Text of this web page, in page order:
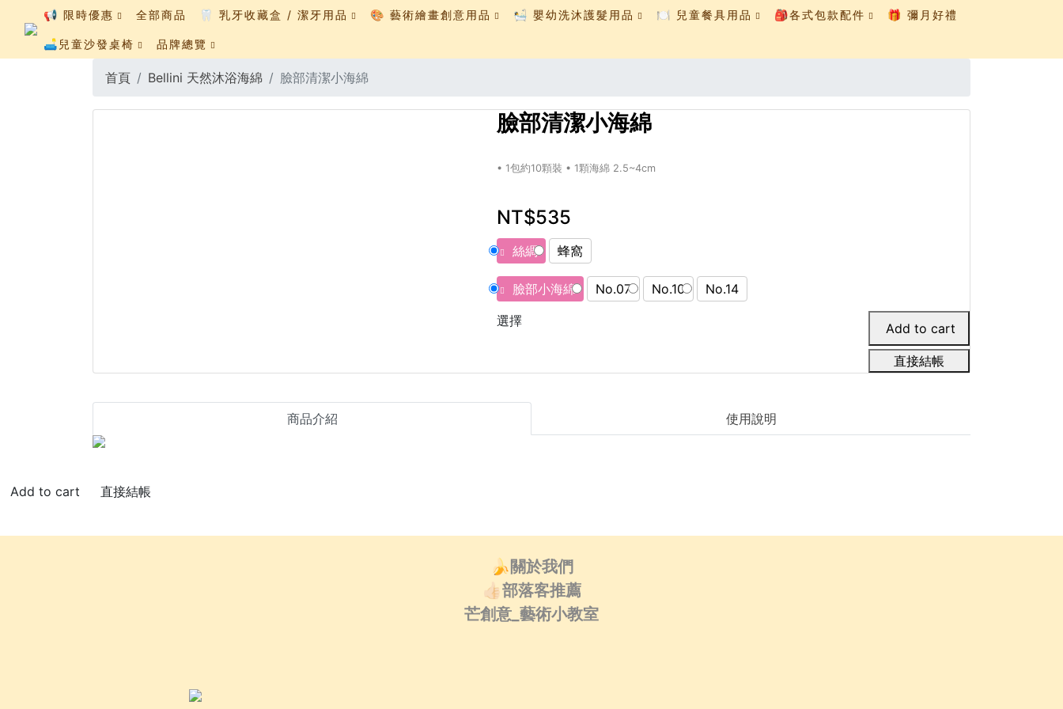
📢 限時優惠 全部商品 🦷 乳牙收藏盒 / 潔牙用品 🎨 藝術繪畫創意用品 🛀 嬰幼洗沐護髮用品 🍽️ 兒童餐具用品 🎒各式包款配件 🎁 彌月好禮
🛋️兒童沙發桌椅 品牌總覽
首頁 Bellini 天然沐浴海綿 臉部清潔小海綿
臉部清潔小海綿
• 1包約10顆裝 • 1顆海綿 2.5~4cm
NT$535
絲綢 蜂窩
臉部小海綿 No.07 No.10
No.14
選擇
直接結帳
商品介紹 使用說明
直接結帳
🍌關於我們
👍🏻部落客推薦
芒創意_藝術小教室